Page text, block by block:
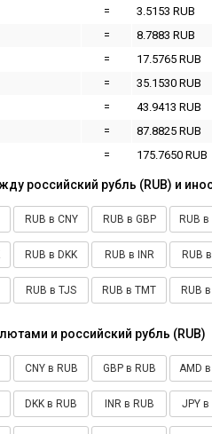
=
3.5153 RUB
=
8.7883 RUB
=
17.5765 RUB
=
35.1530 RUB
=
43.9413 RUB
=
87.8825 RUB
= 175.7650 RUB
российский рубль (RUB) и
RUB в CNY RUB в GBP RUB в
RUB в DKK RUB в INR RUB
RUB в TJS RUB в TMT RUB
и российский рубль (RUB)
CNY в RUB GBP в RUB AMD
DKK в RUB INR в RUB JPY в